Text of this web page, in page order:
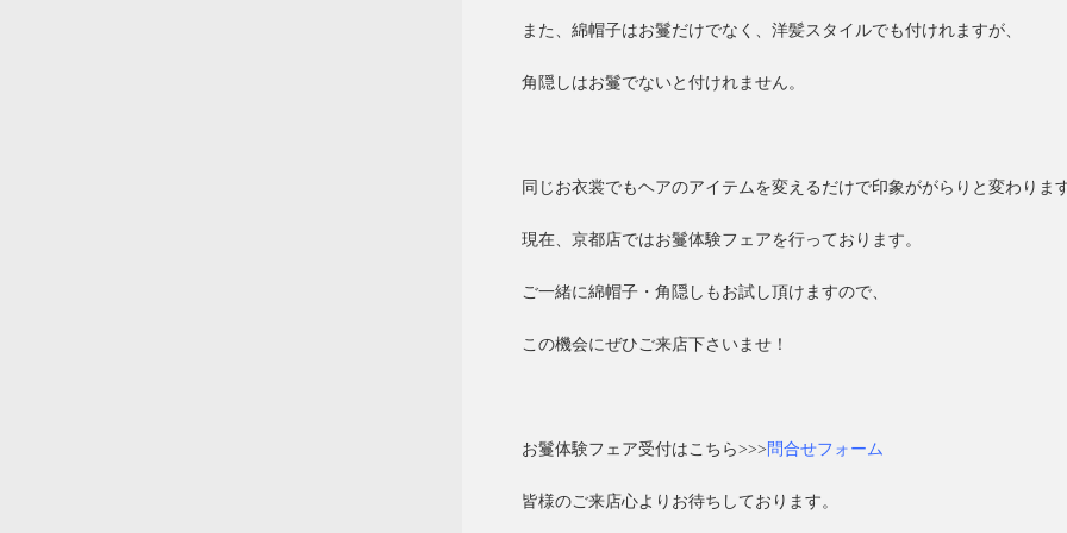
また、綿帽子はお鬘だけでなく、洋髪スタイルでも付けれますが、
角隠しはお鬘でないと付けれません。
同じお衣裳でもヘアのアイテムを変えるだけで印象ががらりと変わりま
現在、京都店ではお鬘体験フェアを行っております。
ご一緒に綿帽子・角隠しもお試し頂けますので、
この機会にぜひご来店下さいませ！
お鬘体験フェア受付はこちら>>> 問合せフォーム
皆様のご来店心よりお待ちしております。